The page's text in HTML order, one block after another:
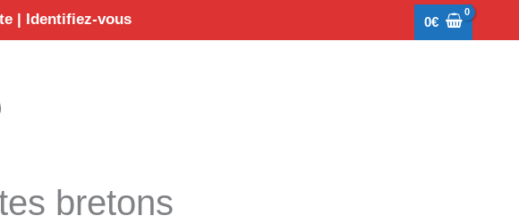
| Identifiez-vous 0€
bretons